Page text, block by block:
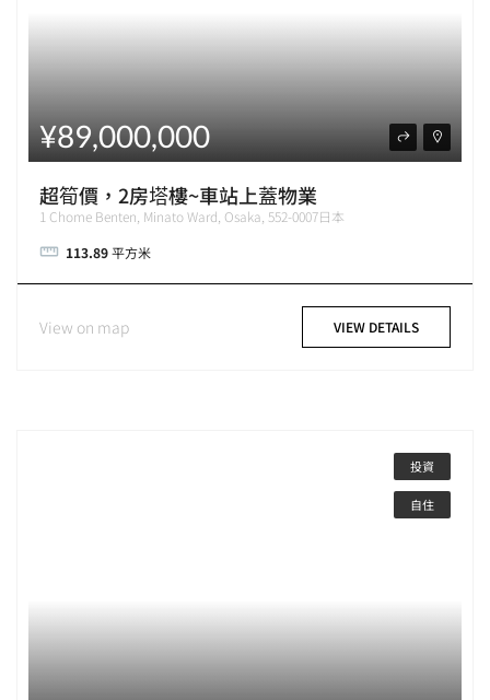
¥89,000,000
超筍價，2房塔樓~車站上蓋物業
1 Chome Benten, Minato Ward, Osaka, 552-0007日本
113.89平方米
View on map VIEW DETAILS
投資
自住